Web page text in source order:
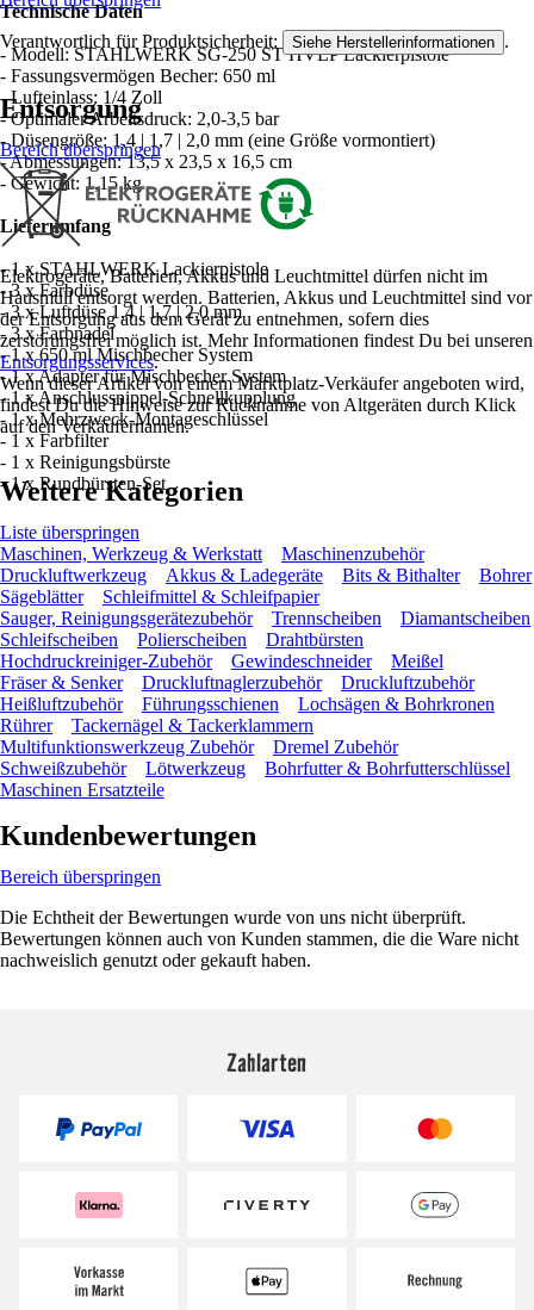
Technische Daten
- Modell: STAHLWERK SG-250 ST HVLP Lackierpistole
- Fassungsvermögen Becher: 650 ml
- Lufteinlass: 1/4 Zoll
- Optimaler Arbeitsdruck: 2,0-3,5 bar
- Düsengröße: 1,4 | 1,7 | 2,0 mm (eine Größe vormontiert)
- Abmessungen: 13,5 x 23,5 x 16,5 cm
- Gewicht: 1,15 kg
Lieferumfang
- 1 x STAHLWERK Lackierpistole
- 3 x Farbdüse
- 3 x Luftdüse 1,4 | 1,7 | 2,0 mm
- 3 x Farbnadel
- 1 x 650 ml Mischbecher System
- 1 x Adapter für Mischbecher System
- 1 x Anschlussnippel-Schnellkupplung
- 1 x Mehrzweck-Montageschlüssel
- 1 x Farbfilter
- 1 x Reinigungsbürste
- 1 x Rundbürsten-Set
Verantwortlich für Produktsicherheit: Siehe Herstellerinformationen .
Entsorgung
Bereich überspringen
Elektrogeräte, Batterien, Akkus und Leuchtmittel dürfen nicht im
Hausmüll entsorgt werden. Batterien, Akkus und Leuchtmittel sind vor
der Entsorgung aus dem Gerät zu entnehmen, sofern dies
zerstörungsfrei möglich ist. Mehr Informationen findest Du bei unseren
Entsorgungsservices.
Wenn dieser Artikel von einem Marktplatz-Verkäufer angeboten wird,
findest Du die Hinweise zur Rücknahme von Altgeräten durch Klick
auf den Verkäufernamen.
Weitere Kategorien
Liste überspringen
Maschinen, Werkzeug & Werkstatt
Maschinenzubehör
Druckluftwerkzeug
Akkus & Ladegeräte Bits & Bithalter
Bohrer
Sägeblätter
Schleifmittel & Schleifpapier
Sauger, Reinigungsgerätezubehör
Trennscheiben
Diamantscheiben
Schleifscheiben
Polierscheiben
Drahtbürsten
Hochdruckreiniger-Zubehör
Gewindeschneider
Meißel
Fräser & Senker
Druckluftnaglerzubehör
Druckluftzubehör
Heißluftzubehör
Führungsschienen
Lochsägen & Bohrkronen
Rührer
Tackernägel & Tackerklammern
Multifunktionswerkzeug Zubehör
Dremel Zubehör
Schweißzubehör
Lötwerkzeug
Bohrfutter & Bohrfutterschlüssel
Maschinen Ersatzteile
Kundenbewertungen
Bereich überspringen
Die Echtheit der Bewertungen wurde von uns nicht überprüft.
Bewertungen können auch von Kunden stammen, die die Ware nicht
nachweislich genutzt oder gekauft haben.
Zahlarten